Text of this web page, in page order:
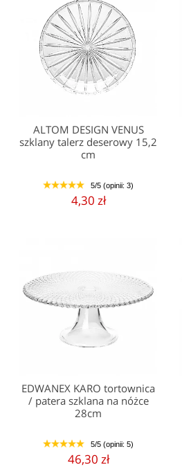
ALTOM DESIGN VENUS
szklany talerz deserowy 15,2
cm
1 2 3 4 5 5/5 (opinii: 3)
4,30 zł
EDWANEX KARO tortownica
/ patera szklana na nóżce
28cm
1 2 3 4 5 5/5 (opinii: 5)
46,30 zł